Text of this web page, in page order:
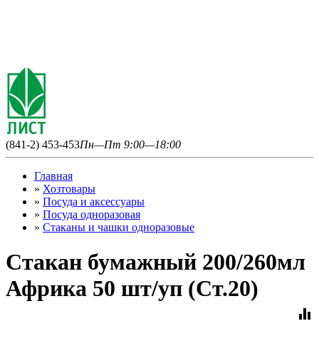
(841-2) 453-453Пн—Пт 9:00—18:00
Главная
» Хозтовары
» Посуда и аксессуары
» Посуда одноразовая
» Стаканы и чашки одноразовые
Стакан бумажный 200/260мл
Африка 50 шт/уп (Ст.20)
equalizer